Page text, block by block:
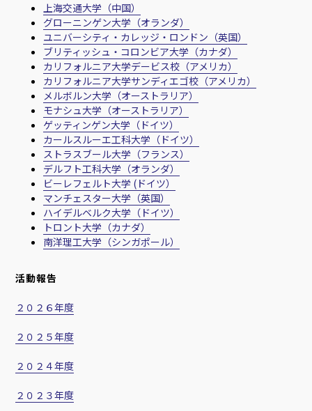
上海交通大学（中国）
グローニンゲン大学（オランダ）
ユニバーシティ・カレッジ・ロンドン（英国）
ブリティッシュ・コロンビア大学（カナダ）
カリフォルニア大学デービス校（アメリカ）
カリフォルニア大学サンディエゴ校（アメリカ）
メルボルン大学（オーストラリア）
モナシュ大学（オーストラリア）
ゲッティンゲン大学（ドイツ）
カールスルーエ工科大学（ドイツ）
ストラスブール大学（フランス）
デルフト工科大学（オランダ）
ビーレフェルト大学 (ドイツ）
マンチェスター大学（英国）
ハイデルベルク大学（ドイツ）
トロント大学（カナダ）
南洋理工大学（シンガポール）
活動報告
２０２６年度
２０２５年度
２０２４年度
２０２３年度